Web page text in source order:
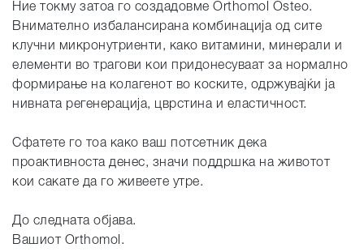
Ние токму затоа го создадовме Orthomol Osteo.
Внимателно избалансирана комбинација од сите
клучни микронутриенти, како витамини, минерали и
елементи во трагови кои придонесуваат за нормално
формирање на колагенот во коските, одржувајќи ја
нивната регенерација, цврстина и еластичност.
Сфатете го тоа како ваш потсетник дека
проактивноста денес, значи поддршка на животот
кои сакате да го живеете утре.
До следната објава.
Вашиот Orthomol.